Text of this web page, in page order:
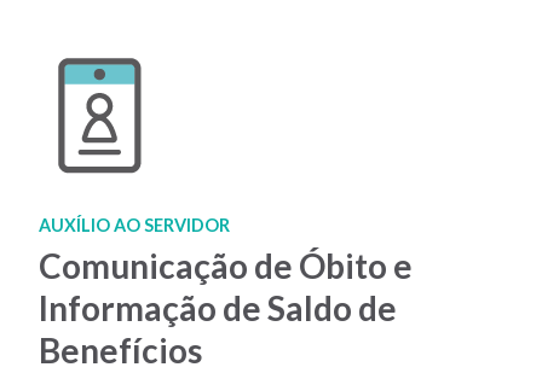
AUXÍLIO AO SERVIDOR
Comunicação de Óbito e
Informação de Saldo de
Benefícios